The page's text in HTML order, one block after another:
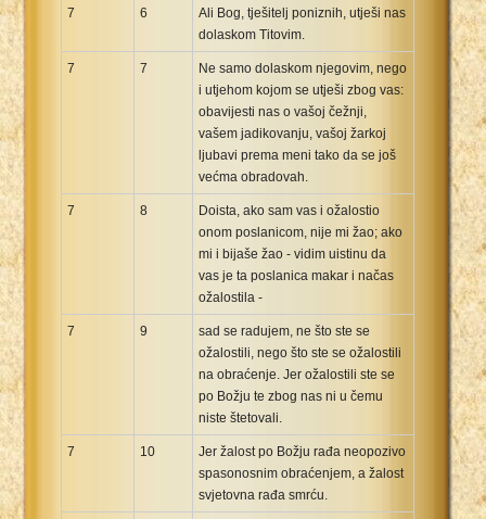
7 6
Ali Bog, tješitelj poniznih, utješi nas
dolaskom Titovim.
7 7
Ne samo dolaskom njegovim, nego
i utjehom kojom se utješi zbog vas:
obavijesti nas o vašoj čežnji,
vašem jadikovanju, vašoj žarkoj
ljubavi prema meni tako da se još
većma obradovah.
7 8
Doista, ako sam vas i ožalostio
onom poslanicom, nije mi žao; ako
mi i bijaše žao - vidim uistinu da
vas je ta poslanica makar i načas
ožalostila -
7 9
sad se radujem, ne što ste se
ožalostili, nego što ste se ožalostili
na obraćenje. Jer ožalostili ste se
po Božju te zbog nas ni u čemu
niste štetovali.
7 10
Jer žalost po Božju rađa neopozivo
spasonosnim obraćenjem, a žalost
svjetovna rađa smrću.